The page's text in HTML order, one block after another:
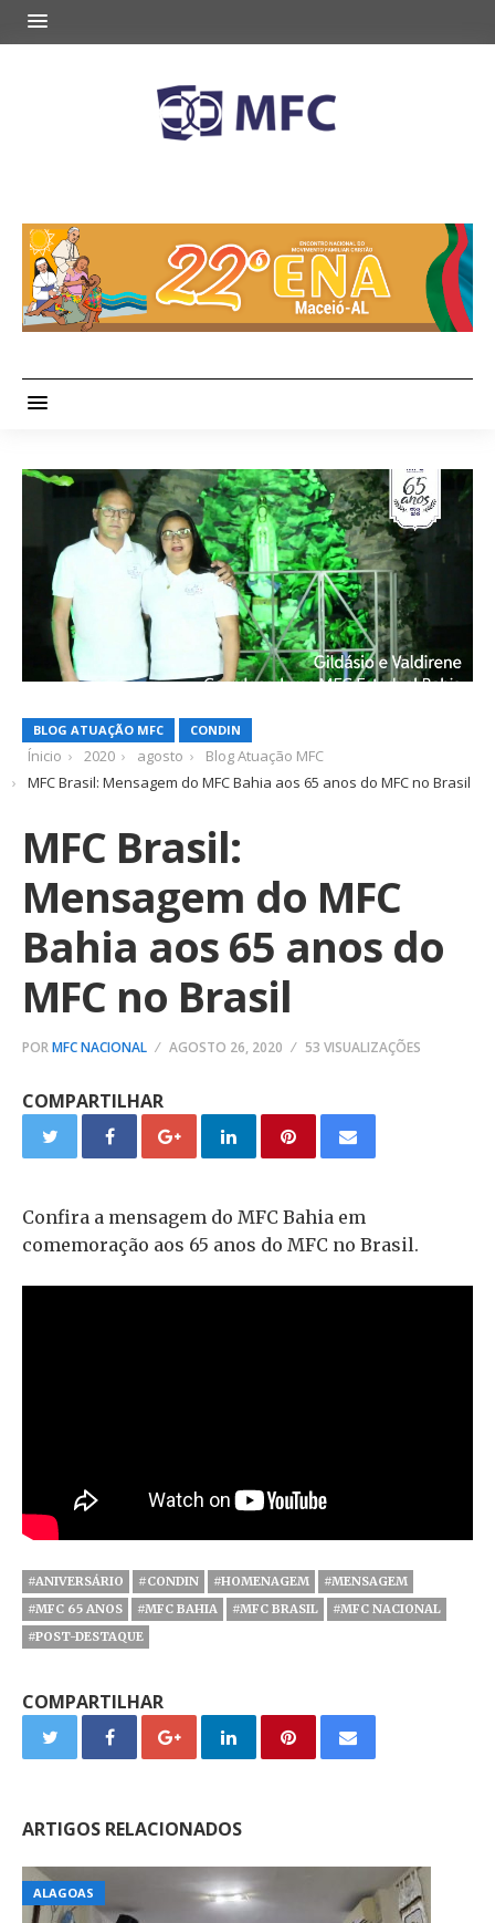
BLOG ATUAÇÃO MFC CONDIN
Ínicio 2020 agosto
Blog Atuação MFC
MFC Brasil: Mensagem do MFC Bahia aos 65 anos do MFC no Brasil
MFC Brasil:
Mensagem do MFC
Bahia aos 65 anos do
MFC no Brasil
PORMFC NACIONAL AGOSTO 26, 2020 53 VISUALIZAÇÕES
COMPARTILHAR
Confira a mensagem do MFC Bahia em
comemoração aos 65 anos do MFC no Brasil.
#ANIVERSÁRIO #CONDIN #HOMENAGEM
#MENSAGEM
#MFC 65 ANOS
#MFC BAHIA #MFC BRASIL
#MFC NACIONAL
#POST-DESTAQUE
COMPARTILHAR
ARTIGOS RELACIONADOS
ALAGOAS